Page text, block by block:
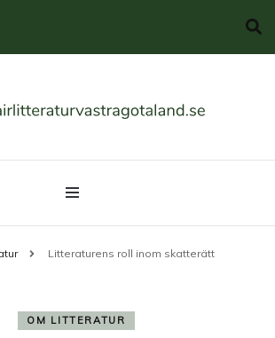
Litteraturens roll inom skatterätt
OM LITTERATUR